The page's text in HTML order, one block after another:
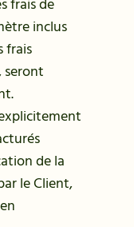
frais de
inclus
frais
seront
de la
le Client,